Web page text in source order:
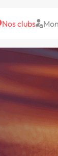
Nos clubs